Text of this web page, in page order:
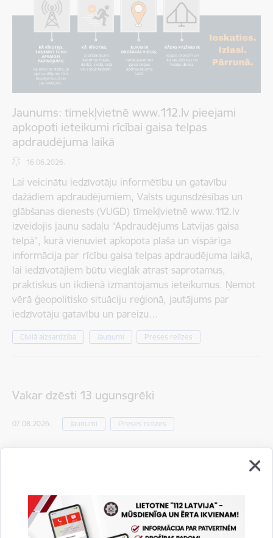
Jaunums: tīmekļvietnē www.112.lv pieejami
apkopoti ieteikumi rīcībai gaisa telpas
apdraudējuma laikā
16.06.2026.
Lai veicinātu iedzīvotāju informētību un gatavību
dažādiem apdraudējumiem, Valsts ugunsdzēsības un
glābšanas dienests (VUGD) tīmekļvietnē www.112.lv
izveidojis jaunu sadaļu “Apdraudējums Latvijas gaisa
telpā”, kurā vienuviet apkopota plaša un vispārīga
informācija par rīcību gaisa telpas apdraudējuma laikā,
lai iedzīvotājiem būtu vieglāk atrast saprotamus,
praktiskus un ikdienā izmantojamus ieteikumus. Ņemot
vērā ģeopolitisko situāciju reģionā, jautājums par
iedzīvotāju gatavību un pareizu…
Civilā aizsardzība Jaunumi Preses relīzes
Vakar dzēsti 13 ugunsgrēki
07.08.2026. Jaunumi Preses relīzes
Ādažu novadā no ūdenstilpes izcelts bojā gājis
06.08.2026. Jaunumi Preses relīzes